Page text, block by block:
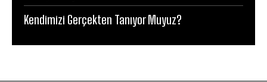
Kendimizi Gerçekten Tanıyor Muyuz?